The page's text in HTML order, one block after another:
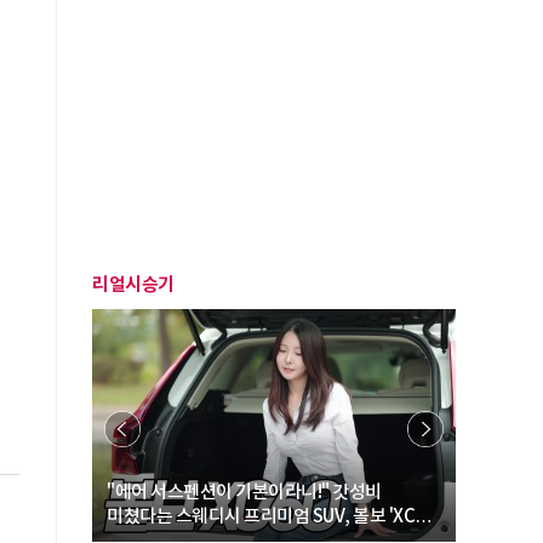
리얼시승기
"에어 서스펜션이 기본이라니!" 갓성비
미쳤다는 스웨디시 프리미엄 SUV, 볼보 'XC60